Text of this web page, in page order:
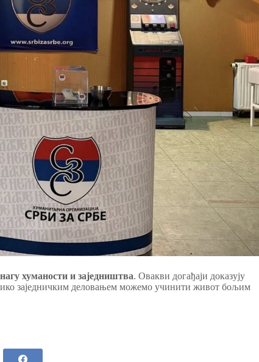
хуманости и заједништва. Овакви догађаји доказују
заједничким деловањем можемо учинити живот бољим